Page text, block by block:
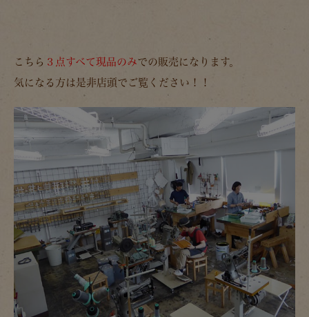
こちら ３点すべて現品のみでの販売になります。
気になる方は是非店頭でご覧ください！！